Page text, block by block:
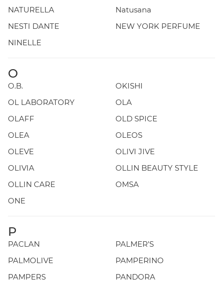
NATURELLA
Natusana
NESTI DANTE
NEW YORK PERFUME
NINELLE
O
O.B.
OKISHI
OL LABORATORY
OLA
OLAFF
OLD SPICE
OLEA
OLEOS
OLEVE
OLIVI JIVE
OLIVIA
OLLIN BEAUTY STYLE
OLLIN CARE
OMSA
ONE
P
PACLAN
PALMER'S
PALMOLIVE
PAMPERINO
PAMPERS
PANDORA